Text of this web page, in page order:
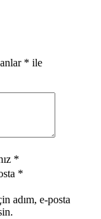
* ile
*
*
adım, e-posta